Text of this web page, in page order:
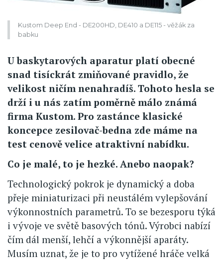
Kustom Deep End - DE200HD, DE410 a DE115 - věžák za
babku
U baskytarových aparatur platí obecné
snad tisíckrát zmiňované pravidlo, že
velikost ničím nenahradíš. Tohoto hesla se
drží i u nás zatím poměrně málo známá
firma Kustom. Pro zastánce klasické
koncepce zesilovač-bedna zde máme na
test cenově velice atraktivní nabídku.
Co je malé, to je hezké. Anebo naopak?
Technologický pokrok je dynamický a doba
přeje miniaturizaci při neustálém vylepšování
výkonnostních parametrů. To se bezesporu týká
i vývoje ve světě basových tónů. Výrobci nabízí
čím dál menší, lehčí a výkonnější aparáty.
Musím uznat, že je to pro vytížené hráče velká